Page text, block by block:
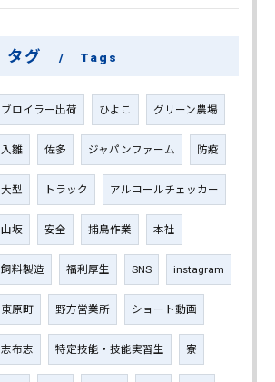
タグ Tags
ブロイラー出荷 ひよこ グリーン農場
入雛 佐多 ジャパンファーム 防疫
大型 トラック アルコールチェッカー
山坂 安全 捕鳥作業 本社
飼料製造 福利厚生 SNS instagram
東原町 野方営業所 ショート動画
志布志 特定技能・技能実習生 寮